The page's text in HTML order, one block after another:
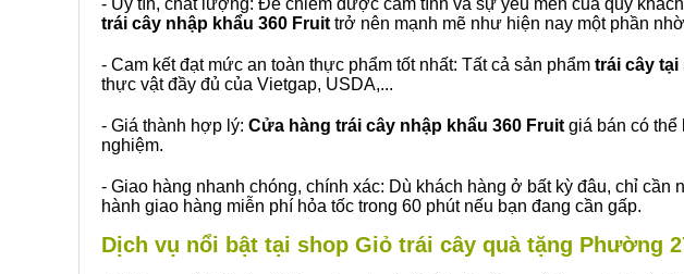
- Uy tín, chất lượng: Để chiếm được cảm tình và sự yêu mến của quý
trái cây nhập khẩu 360 Fruit trở nên mạnh mẽ như hiện nay một phần
- Cam kết đạt mức an toàn thực phẩm tốt nhất: Tất cả sản phẩm trái cây tại
thực vật đầy đủ của Vietgap, USDA,...
- Giá thành hợp lý: Cửa hàng trái cây nhập khẩu 360 Fruit giá bán có
nghiệm.
- Giao hàng nhanh chóng, chính xác: Dù khách hàng ở bất kỳ đâu, chỉ cần
hành giao hàng miễn phí hỏa tốc trong 60 phút nếu bạn đang cần gấp.
Dịch vụ nổi bật tại shop Giỏ trái cây quà tặng Phường